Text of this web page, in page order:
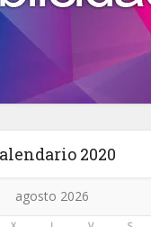
2020
agosto 2026